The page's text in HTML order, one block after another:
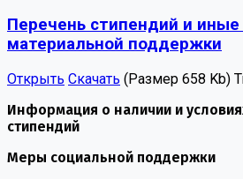
Перечень стипендий и
материальной поддержки
Открыть Скачать (Размер 658 Kb)
Информация о наличии и
стипендий
Меры социальной поддержки